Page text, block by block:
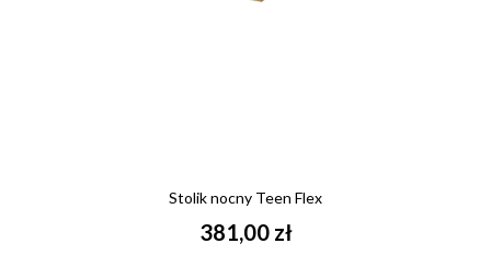
Stolik nocny Teen Flex
381,00 zł